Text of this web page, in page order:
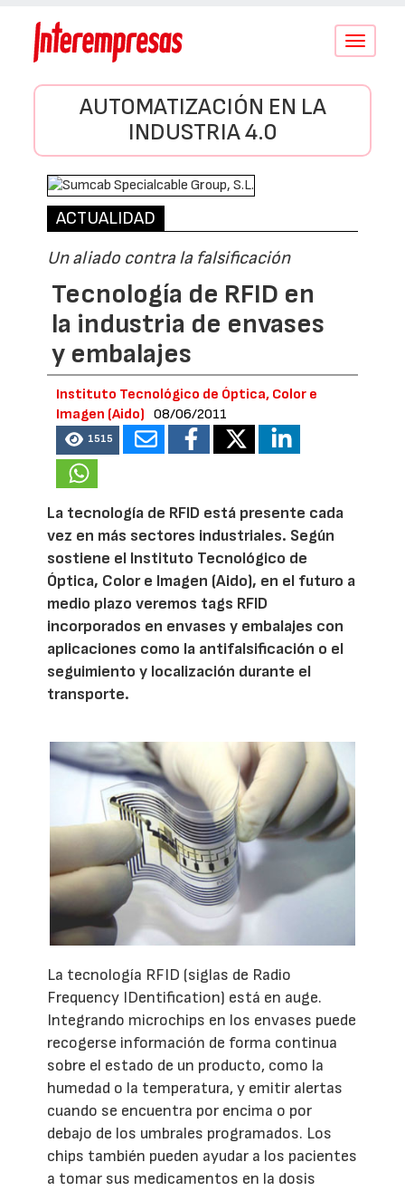
Conmutar
AUTOMATIZACIÓN EN LA
INDUSTRIA 4.0
ACTUALIDAD
Un aliado contra la falsificación
Tecnología de RFID en
la industria de envases
y embalajes
Instituto Tecnológico de Óptica, Color e
Imagen (Aido)
08/06/2011
1515
La tecnología de RFID está presente cada
vez en más sectores industriales. Según
sostiene el Instituto Tecnológico de
Óptica, Color e Imagen (Aido), en el futuro a
medio plazo veremos tags RFID
incorporados en envases y embalajes con
aplicaciones como la antifalsificación o el
seguimiento y localización durante el
transporte.
La tecnología RFID (siglas de Radio
Frequency IDentification) está en auge.
Integrando microchips en los envases puede
recogerse información de forma continua
sobre el estado de un producto, como la
humedad o la temperatura, y emitir alertas
cuando se encuentra por encima o por
debajo de los umbrales programados. Los
chips también pueden ayudar a los pacientes
a tomar sus medicamentos en la dosis